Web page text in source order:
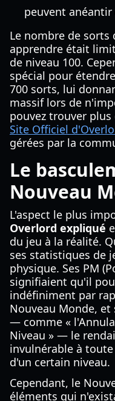
peuvent
Le nombre de
apprendre était
de niveau 100.
spécial pour
700 sorts, lui
massif lors de
pouvez trouver
Site Officiel
gérées par la
Le
Nouveau
L'aspect le plus
Overlord expliqué
du jeu à la réalité.
ses statistiques de
physique. Ses PM
signifiaient qu'il
indéfiniment par
Nouveau Monde, et
— comme «
Niveau » — le
invulnérable à
d'un certain niveau.
Cependant, le
éléments qui